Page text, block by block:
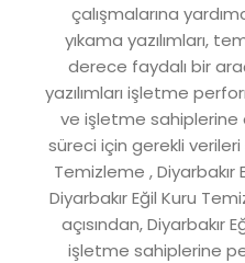
çalışmalarına
yıkama yazılımları,
derece faydalı bir
yazılımları işletme
ve işletme sahiplerine
süreci için gerekli verileri
Temizleme ,
Diyarbakır Eğil Kuru
açısından, Diyarbakır
işletme sahiplerine